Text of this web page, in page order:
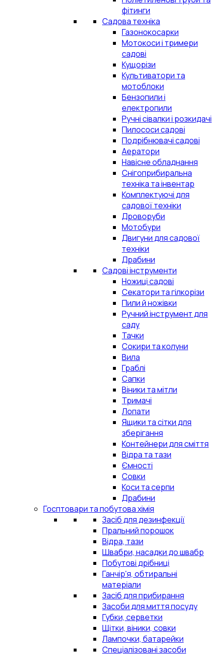
фітинги
Садова техніка
Газонокосарки
Мотокоси і тримери
садові
Кущорізи
Культиватори та
мотоблоки
Бензопили і
електропили
Ручні сівалки і розкидачі
Пилососи садові
Подрібнювачі садові
Аератори
Навісне обладнання
Снігоприбиральна
техніка та інвентар
Комплектуючі для
садової техніки
Дроворуби
Мотобури
Двигуни для садової
техніки
Драбини
Садові інструменти
Ножиці садові
Секатори та гілкорізи
Пили й ножівки
Ручний інструмент для
саду
Тачки
Сокири та колуни
Вила
Граблі
Сапки
Віники та мітли
Тримачі
Лопати
Ящики та сітки для
зберігання
Контейнери для сміття
Відра та тази
Ємності
Совки
Коси та серпи
Драбини
Госптовари та побутова хімія
Засіб для дезинфекції
Пральний порошок
Відра, тази
Швабри, насадки до швабр
Побутові дрібниці
Ганчір'я, обтиральні
матеріали
Засіб для прибирання
Засоби для миття посуду
Губки, серветки
Щітки, віники, совки
Лампочки, батарейки
Спеціалізовані засоби